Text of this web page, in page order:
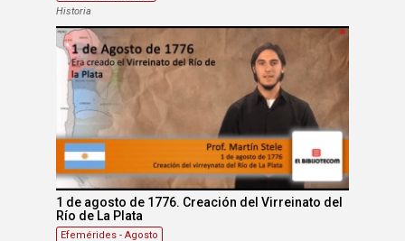
Historia
1 de agosto de 1776. Creación del Virreinato del
Río de La Plata
Efemérides - Agosto